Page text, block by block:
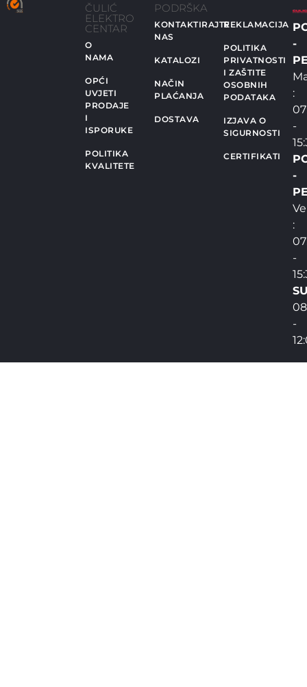
ČULIĆ
ELEKTRO
CENTAR
O
NAMA
OPĆI
UVJETI
PRODAJE
I
ISPORUKE
POLITIKA
KVALITETE
PODRŠKA
KONTAKTIRAJTE
NAS
KATALOZI
NAČIN
PLAĆANJA
DOSTAVA
REKLAMACIJA
POLITIKA
PRIVATNOSTI
I ZAŠTITE
OSOBNIH
PODATAKA
IZJAVA O
SIGURNOSTI
CERTIFIKATI
-
:
-
-
:
-
-